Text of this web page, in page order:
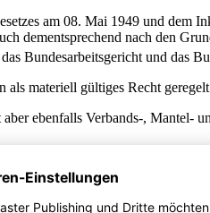
am 08. Mai 1949 und
dementsprechend nach den
Bundesarbeitsgericht und das
materiell gültiges Recht
ebenfalls Verbands-,
. Er schafft
Schuldverhältnisse mit dem
im Tarifvertrag erfüllt